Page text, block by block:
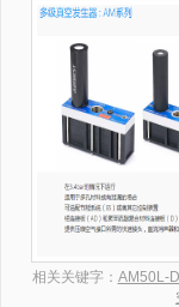
相关关键字： AM50L-